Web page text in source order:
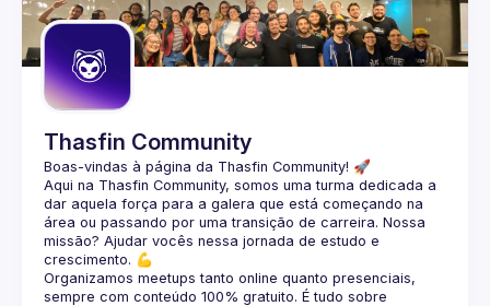
Thasfin Community
Boas-vindas à página da Thasfin Community! 🚀
Aqui na Thasfin Community, somos uma turma dedicada a
dar aquela força para a galera que está começando na
área ou passando por uma transição de carreira. Nossa
missão? Ajudar vocês nessa jornada de estudo e
crescimento. 💪
Organizamos meetups tanto online quanto presenciais,
sempre com conteúdo 100% gratuito. É tudo sobre